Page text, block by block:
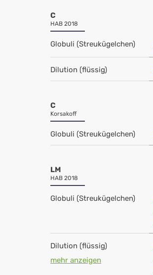
C
HAB 2018
Globuli (Streukügelchen)
Dilution (flüssig)
C
Korsakoff
Globuli (Streukügelchen)
LM
HAB 2018
Globuli (Streukügelchen)
Dilution (flüssig)
mehr anzeigen